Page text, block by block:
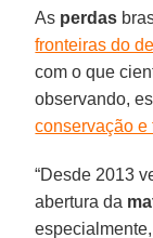
As perdas
fronteiras do
com o que
observando,
conservação
“Desde 2013
abertura da